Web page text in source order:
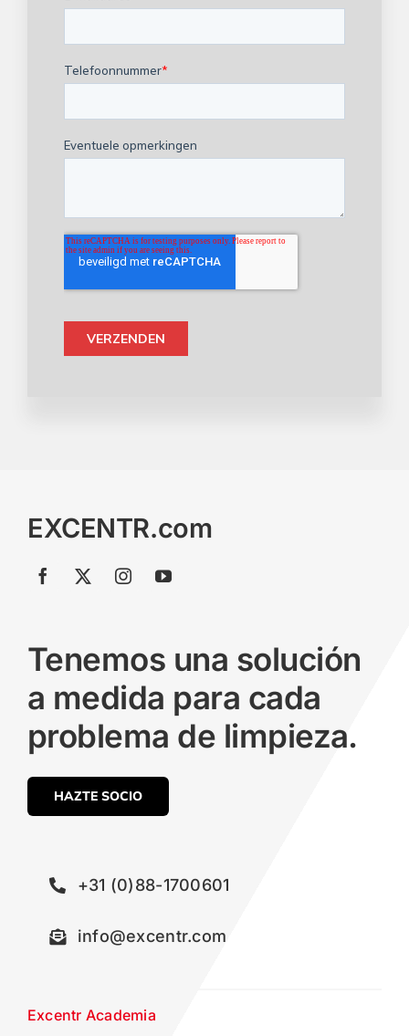
EXCENTR.com
Tenemos una solución
a medida para cada
problema de limpieza.
HAZTE SOCIO
+31 (0)88-1700601
info@excentr.com
Excentr Academia